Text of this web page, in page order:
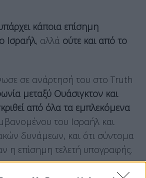
κάποια επίσημη
Ισραήλ, αλλά ούτε και από το
σε ανάρτησή του στο Truth
μεταξύ Ουάσιγκτον και
από όλα τα εμπλεκόμενα
του Ισραήλ και
δυνάμεων, και ότι σύντομα
η επίσημη τελετή υπογραφής.
δημοσίως